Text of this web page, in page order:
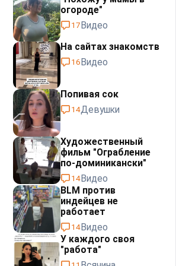
огороде"
17Видео
На сайтах знакомств
16Видео
Попивая сок
14Девушки
Художественный
фильм "Ограбление
по-доминикански"
14Видео
BLM против
индейцев не
работает
14Видео
У каждого своя
"работа"⁠⁠